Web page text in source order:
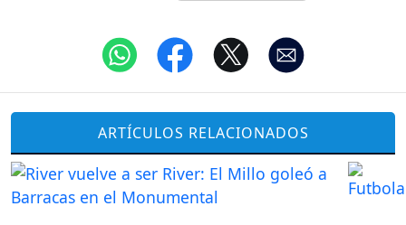
ARTÍCULOS RELACIONADOS